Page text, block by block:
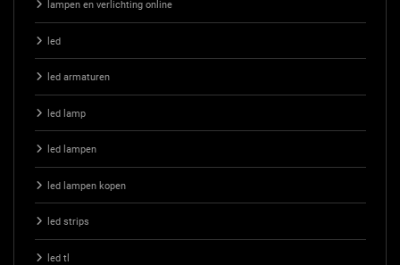
lampen en verlichting online
led
led armaturen
led lamp
led lampen
led lampen kopen
led strips
led tl